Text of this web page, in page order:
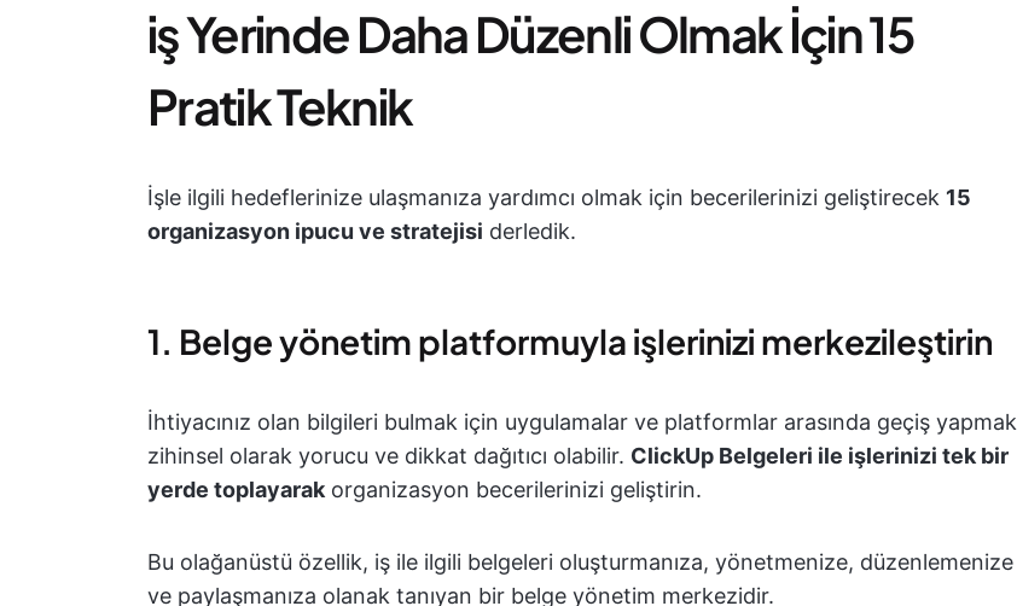
i̇ş Yerinde Daha Düzenli Olmak İçin 15
Pratik Teknik
İşle ilgili hedeflerinize ulaşmanıza yardımcı olmak için becerilerinizi geliştirecek 15
organizasyon ipucu ve stratejisi derledik.
1. Belge yönetim platformuyla işlerinizi merkezileştirin
İhtiyacınız olan bilgileri bulmak için uygulamalar ve platformlar arasında geçiş yapmak
zihinsel olarak yorucu ve dikkat dağıtıcı olabilir. ClickUp Belgeleri ile işlerinizi tek bir
yerde toplayarak organizasyon becerilerinizi geliştirin.
Bu olağanüstü özellik, iş ile ilgili belgeleri oluşturmanıza, yönetmenize, düzenlemenize
ve paylaşmanıza olanak tanıyan bir belge yönetim merkezidir.